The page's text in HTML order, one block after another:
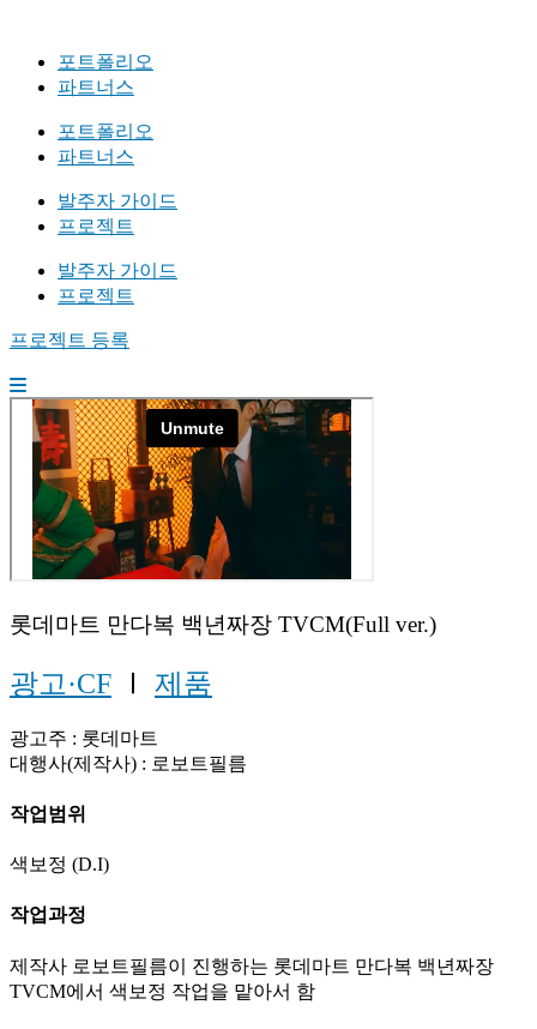
포트폴리오
파트너스
포트폴리오
파트너스
발주자 가이드
프로젝트
발주자 가이드
프로젝트
프로젝트 등록
롯데마트 만다복 백년짜장 TVCM(Full ver.)
광고·CF Ⅰ 제품
광고주 : 롯데마트
대행사(제작사) : 로보트필름
작업범위
색보정 (D.I)
작업과정
제작사 로보트필름이 진행하는 롯데마트 만다복 백년짜장
TVCM에서 색보정 작업을 맡아서 함